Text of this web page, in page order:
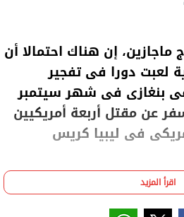
إن هناك احتمالا أن
لعبت دورا فى تفجير
فى بنغازى فى شهر سيتمبر
عن مقتل أربعة أمريكيين
فى ليبيا كريس
اقرأ المزيد